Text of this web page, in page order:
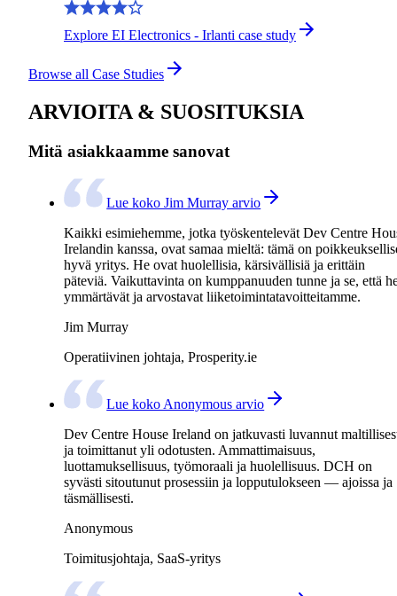
Explore EI Electronics - Irlanti case study
Browse all Case Studies
ARVIOITA & SUOSITUKSIA
Mitä asiakkaamme sanovat
Lue koko Jim Murray arvio
Kaikki esimiehemme, jotka työskentelevät Dev Centre
Irelandin kanssa, ovat samaa mieltä: tämä on
hyvä yritys. He ovat huolellisia, kärsivällisiä ja erittäin
päteviä. Vaikuttavinta on kumppanuuden tunne ja se, että
ymmärtävät ja arvostavat liiketoimintatavoitteitamme.
Jim Murray
Operatiivinen johtaja, Prosperity.ie
Lue koko Anonymous arvio
Dev Centre House Ireland on jatkuvasti luvannut
ja toimittanut yli odotusten. Ammattimaisuus,
luottamuksellisuus, työmoraali ja huolellisuus. DCH on
syvästi sitoutunut prosessiin ja lopputulokseen — ajoissa ja
täsmällisesti.
Anonymous
Toimitusjohtaja, SaaS-yritys